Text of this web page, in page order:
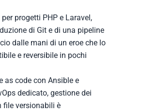
progetti PHP e Laravel,
di Git e di una pipeline
dalle mani di un eroe che lo
e reversibile in pochi
as code con Ansible e
dedicato, gestione dei
file versionabili è